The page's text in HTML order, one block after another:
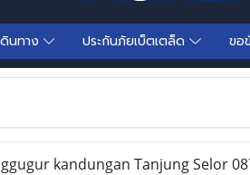
นทาง ประกันภัยเบ็ตเตล็ด ขอ
kandungan Tanjung Selor